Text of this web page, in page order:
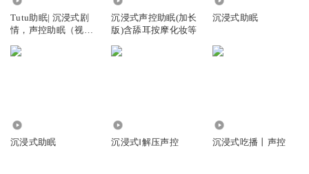
Tutu助眠| 沉浸式剧
情，声控助眠（视频
沉浸式声控助眠(加长
版)含舔耳按摩化妆等
沉浸式助眠
沉浸式助眠 沉浸式‖解压声控 沉浸式吃播丨声控